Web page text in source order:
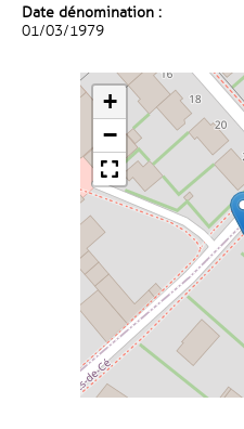
Date dénomination :
01/03/1979
+
−